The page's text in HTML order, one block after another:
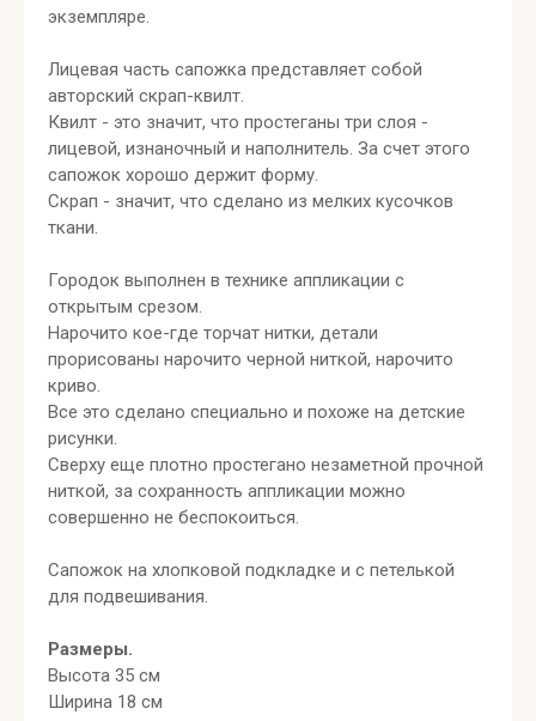
экземпляре.
Лицевая часть сапожка представляет собой
авторский скрап-квилт.
Квилт - это значит, что простеганы три слоя -
лицевой, изнаночный и наполнитель. За счет этого
сапожок хорошо держит форму.
Скрап - значит, что сделано из мелких кусочков
ткани.
Городок выполнен в технике аппликации с
открытым срезом.
Нарочито кое-где торчат нитки, детали
прорисованы нарочито черной ниткой, нарочито
криво.
Все это сделано специально и похоже на детские
рисунки.
Сверху еще плотно простегано незаметной прочной
ниткой, за сохранность аппликации можно
совершенно не беспокоиться.
Сапожок на хлопковой подкладке и с петелькой
для подвешивания.
Размеры.
Высота 35 см
Ширина 18 см